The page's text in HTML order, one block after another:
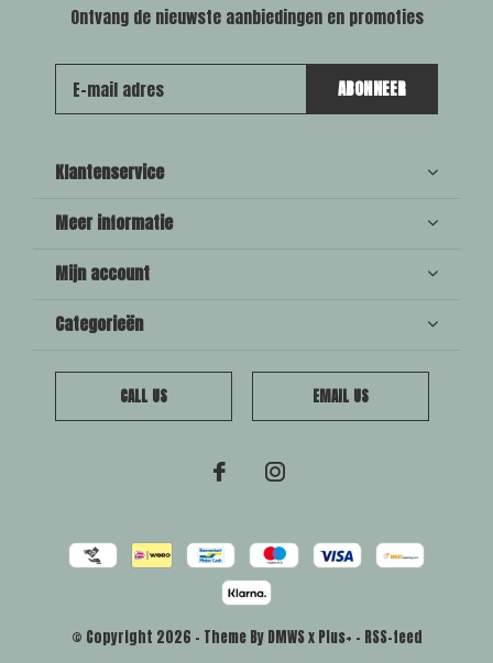
Ontvang de nieuwste aanbiedingen en promoties
ABONNEER
Klantenservice
Meer informatie
Mijn account
Categorieën
CALL US EMAIL US
© Copyright 2026 - Theme By DMWSx Plus+ - RSS-feed